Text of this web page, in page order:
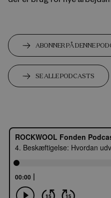
ABONNER PÅ DENNE
SE ALLE PODCASTS